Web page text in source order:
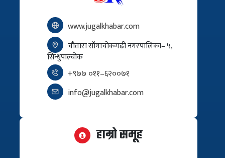
www.jugalkhabar.com
चौतारा साँगाचोकगढी नगरपालिका– ५,
सिन्धुपाल्चोक
+९७७ ०११–६२००७१
info@jugalkhabar.com
हाम्रो समूह